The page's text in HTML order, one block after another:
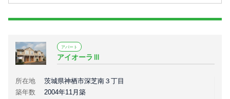
アパート
アイオーラⅢ
所在地
茨城県神栖市深芝南３丁目
築年数
2004年11月築